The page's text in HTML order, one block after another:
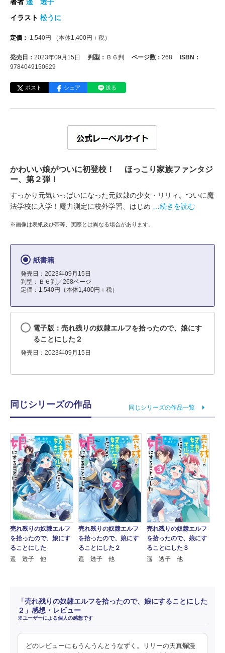
イラスト 松うに
定価： 1,540円 （本体1,400円＋税）
発売日： 2023年09月15日 判型： Ｂ６判 ページ数： 268
ISBN：
9784049150629
ポスト シェア 送る
かわいい娘がついに初登校！ ほっこり家族ファンタジ
ー、第２弾！
すっかり元気いっぱいになった元奴隷の少女・リリィ。ついに魔
法学校に入学！魔力測定に校外学習、はじめ
…続きを読む
※画像は表紙及び帯等、実際とは異なる場合があります。
紙書籍
発売日：2023年09月15日
判型：Ｂ６判／268ページ
定価：1,540円（本体1,400円＋税）
電子版：売れ残りの奴隷エルフを拾ったので、娘にす
ることにした２
発売日：2023年09月15日
同じシリーズの作品 同じシリーズの作品一覧
売れ残りの奴隷エルフ
を拾ったので、娘にす
ることにした
遥 透子 他
売れ残りの奴隷エルフ
を拾ったので、娘にす
ることにした２
遥 透子 他
売れ残りの奴隷エルフ
を拾ったので、娘にす
ることにした３
遥 透子 他
「売れ残りの奴隷エルフを拾ったので、娘にすることにした
２」感想・レビュー
※ユーザーによる個人の感想です
どのレビューにもうんうんとうなずく。リリーの天真爛漫